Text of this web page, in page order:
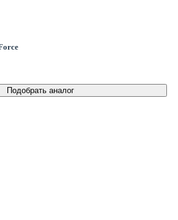
Подобрать аналог